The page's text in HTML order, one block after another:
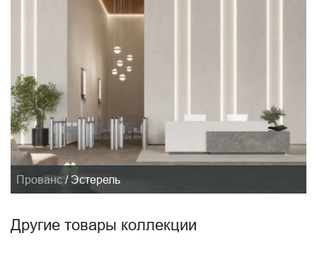
Прованс / Эстерель
Другие товары коллекции